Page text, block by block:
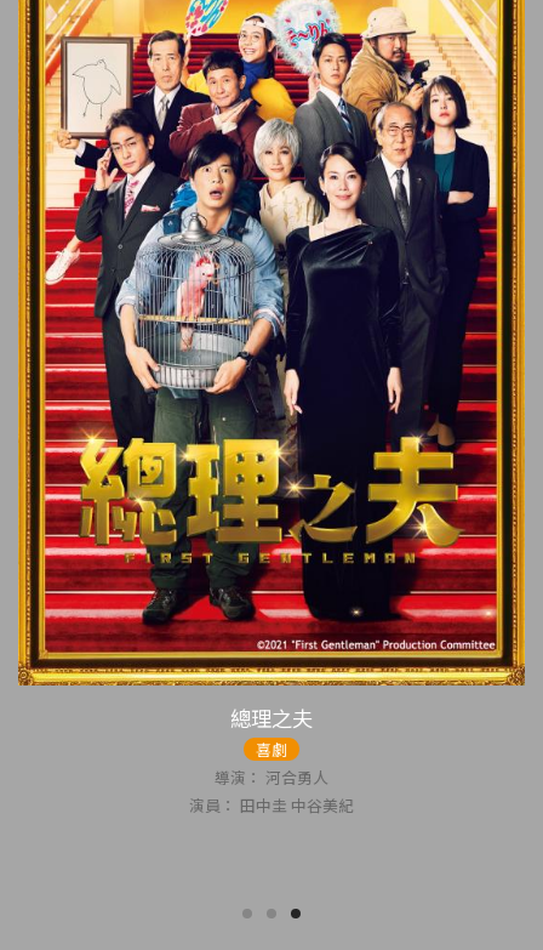
總理之夫
喜劇
導演： 河合勇人
演員： 田中圭 中谷美紀